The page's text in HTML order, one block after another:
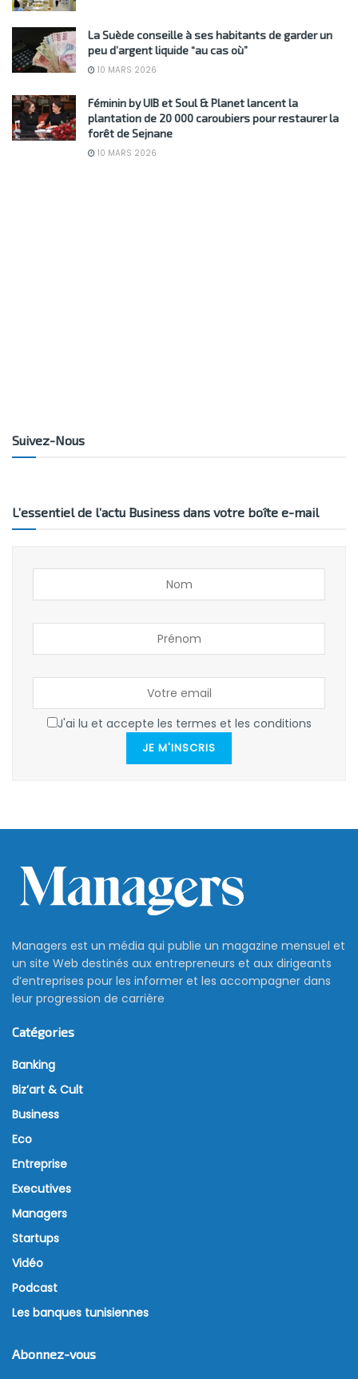
La Suède conseille à ses habitants de garder un
peu d’argent liquide “au cas où”
10 MARS 2026
Féminin by UIB et Soul & Planet lancent la
plantation de 20 000 caroubiers pour restaurer la
forêt de Sejnane
10 MARS 2026
Suivez-Nous
L’essentiel de l’actu Business dans votre boîte e-mail
J'ai lu et accepte les termes et les conditions
JE M'INSCRIS
Managers est un média qui publie un magazine mensuel et
un site Web destinés aux entrepreneurs et aux dirigeants
d’entreprises pour les informer et les accompagner dans
leur progression de carrière
Catégories
Banking
Biz’art & Cult
Business
Eco
Entreprise
Executives
Managers
Startups
Vidéo
Podcast
Les banques tunisiennes
Abonnez-vous